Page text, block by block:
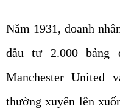
Năm 1931, doanh
đầu tư 2.000 bảng
Manchester United
thường xuyên lên